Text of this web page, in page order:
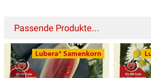
Passende Produkte...